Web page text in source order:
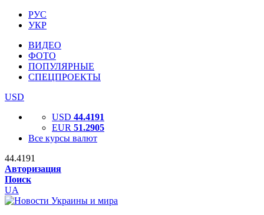
РУС
УКР
ВИДЕО
ФОТО
ПОПУЛЯРНЫЕ
СПЕЦПРОЕКТЫ
USD
USD 44.4191
EUR 51.2905
Все курсы валют
44.4191
Авторизация
Поиск
UA